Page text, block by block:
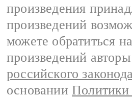
произведения
произведений
можете обратиться
произведений
российского
основании Политики